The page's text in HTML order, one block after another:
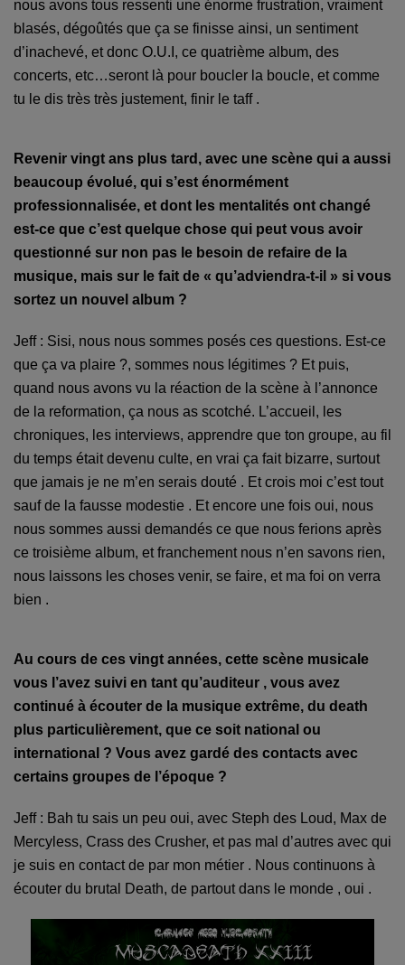
nous avons tous ressenti une énorme frustration, vraiment
blasés, dégoûtés que ça se finisse ainsi, un sentiment
d’inachevé, et donc O.U.I, ce quatrième album, des
concerts, etc…seront là pour boucler la boucle, et comme
tu le dis très très justement, finir le taff .
Revenir vingt ans plus tard, avec une scène qui a aussi
beaucoup évolué, qui s’est énormément
professionnalisée, et dont les mentalités ont changé
est-ce que c’est quelque chose qui peut vous avoir
questionné sur non pas le besoin de refaire de la
musique, mais sur le fait de « qu’adviendra-t-il » si vous
sortez un nouvel album ?
Jeff : Sisi, nous nous sommes posés ces questions. Est-ce
que ça va plaire ?, sommes nous légitimes ? Et puis,
quand nous avons vu la réaction de la scène à l’annonce
de la reformation, ça nous as scotché. L’accueil, les
chroniques, les interviews, apprendre que ton groupe, au fil
du temps était devenu culte, en vrai ça fait bizarre, surtout
que jamais je ne m’en serais douté . Et crois moi c’est tout
sauf de la fausse modestie . Et encore une fois oui, nous
nous sommes aussi demandés ce que nous ferions après
ce troisième album, et franchement nous n’en savons rien,
nous laissons les choses venir, se faire, et ma foi on verra
bien .
Au cours de ces vingt années, cette scène musicale
vous l’avez suivi en tant qu’auditeur , vous avez
continué à écouter de la musique extrême, du death
plus particulièrement, que ce soit national ou
international ? Vous avez gardé des contacts avec
certains groupes de l’époque ?
Jeff : Bah tu sais un peu oui, avec Steph des Loud, Max de
Mercyless, Crass des Crusher, et pas mal d’autres avec qui
je suis en contact de par mon métier . Nous continuons à
écouter du brutal Death, de partout dans le monde , oui .